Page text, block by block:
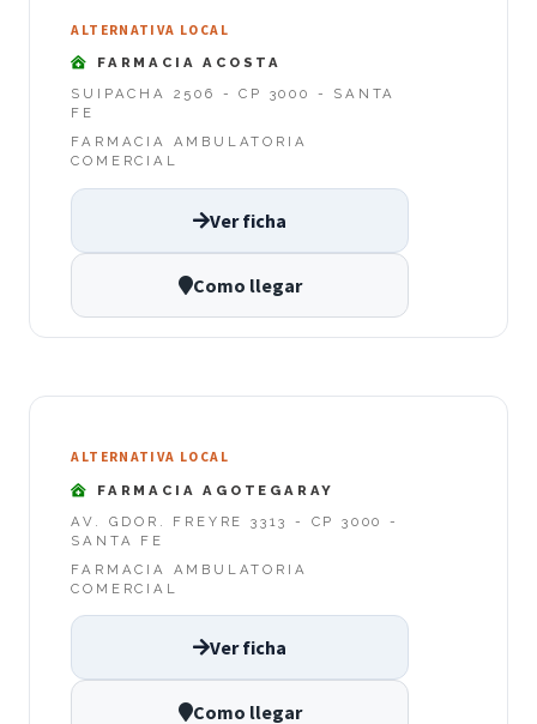
ALTERNATIVA LOCAL
FARMACIA ACOSTA
SUIPACHA 2506 - CP 3000 - SANTA
FE
FARMACIA AMBULATORIA
COMERCIAL
Ver ficha
Como llegar
ALTERNATIVA LOCAL
FARMACIA AGOTEGARAY
AV. GDOR. FREYRE 3313 - CP 3000 -
SANTA FE
FARMACIA AMBULATORIA
COMERCIAL
Ver ficha
Como llegar